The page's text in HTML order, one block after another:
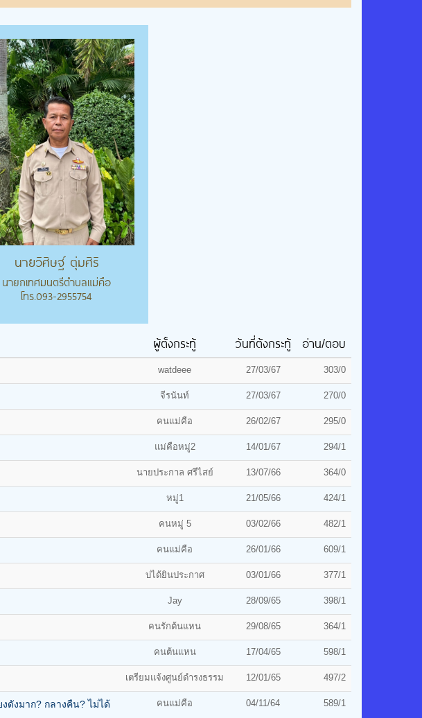
นายวิศิษฐ์ ตุ่มศิริ
นายกเทศมนตรีตำบลแม่คือ
โทร.093-2955754
ผู้ตั้งกระทู้ วันที่ต้ังกระทู้ อ่าน/ตอบ
watdeee 27/03/67 303/0
จีรนันท์ 27/03/67 270/0
คนแม่คือ 26/02/67 295/0
แม่คือหมู่2 14/01/67 294/1
นายประกาล ศรีไสย์ 13/07/66 364/0
หมู่1 21/05/66 424/1
คนหมู่ 5 03/02/66 482/1
คนแม่คือ 26/01/66 609/1
บ่ได้ยินประกาศ 03/01/66 377/1
Jay 28/09/65 398/1
คนรักต้นแหน 29/08/65 364/1
คนต้นแหน 17/04/65 598/1
เตรียมแจ้งศูนย์ดำรงธรรม 12/01/65 497/2
ดังมาก? กลางคืน? ไม่ได้
คนแม่คือ 04/11/64 589/1